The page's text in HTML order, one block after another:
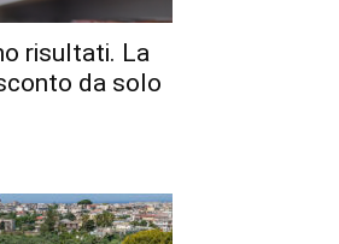
risultati. La
da solo